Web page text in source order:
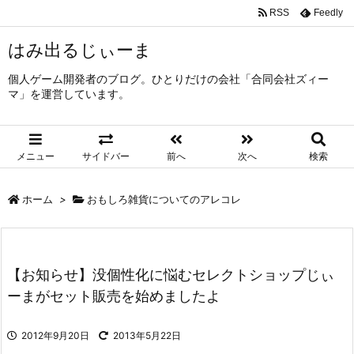
はみ出るじぃーま
個人ゲーム開発者のブログ。ひとりだけの会社「合同会社ズィー
マ」を運営しています。
メニュー サイドバー 前へ 次へ 検索
RSS Feedly
ホーム > おもしろ雑貨についてのアレコレ
【お知らせ】没個性化に悩むセレクトショップじぃ
ーまがセット販売を始めましたよ
2012年9月20日 2013年5月22日